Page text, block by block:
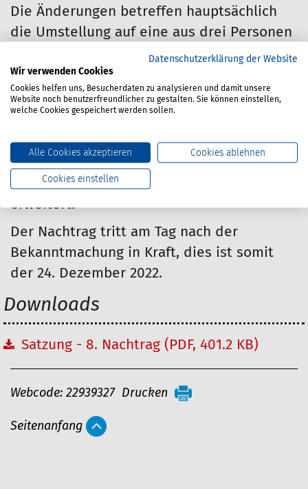
Die Änderungen betreffen hauptsächlich
die Umstellung auf eine aus drei Personen
bestehende Geschäftsführung.
Karin Tanger wurde am 25. Mai 2022 auf
Vorschlag des Vorstandes von der
Mitglied der Geschäftsführung der BG
Verkehr gewählt. Damit wurde die
Geschäftsführung wieder auf drei Personen
erweitert.
Der Nachtrag tritt am Tag nach der
Bekanntmachung in Kraft, dies ist somit
der 24. Dezember 2022.
Downloads
Satzung - 8. Nachtrag (PDF, 401.2 KB)
A
t
Webcode: 22939327 Drucken
Seitenanfang
Datenschutzerklärung der Website
Wir verwenden Cookies
Cookies helfen uns, Besucherdaten zu analysieren und damit unsere
Website noch benutzerfreundlicher zu gestalten. Sie können einstellen,
welche Cookies gespeichert werden sollen.
Alle Cookies akzeptieren Cookies ablehnen
Cookies einstellen